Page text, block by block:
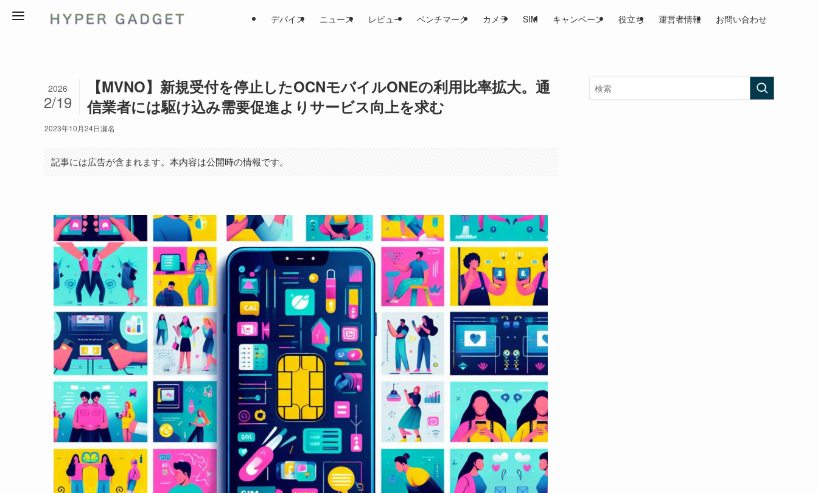
デバイス ニュース レビュー ベンチマーク カメラ SIM キャンペーン 役立ち 運営者情報 お問い合わせ
【MVNO】新規受付を停止したOCNモバイルONEの利用比率拡大。通
信業者には駆け込み需要促進よりサービス向上を求む
2026
2/19
2023年10月24日瀬名
記事には広告が含まれます。本内容は公開時の情報です。